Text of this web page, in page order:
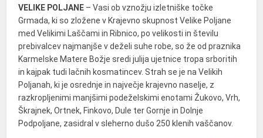
VELIKE POLJANE – Vasi ob vznožju izletniške točke
Grmada, ki so zložene v Krajevno skupnost Velike Poljane
med Velikimi Laščami in Ribnico, po velikosti in številu
prebivalcev najmanjše v deželi suhe robe, so že od praznika
Karmelske Matere Božje sredi julija ujetnice tropa srboritih
in kajpak tudi lačnih kosmatincev. Strah se je na Velikih
Poljanah, ki je osrednje in največje krajevno naselje, z
razkropljenimi manjšimi podeželskimi enotami Žukovo, Vrh,
Škrajnek, Ortnek, Finkovo, Dule ter Gornje in Dolnje
Podpoljane, zasidral v sleherno dušo 250 klenih vaščanov.